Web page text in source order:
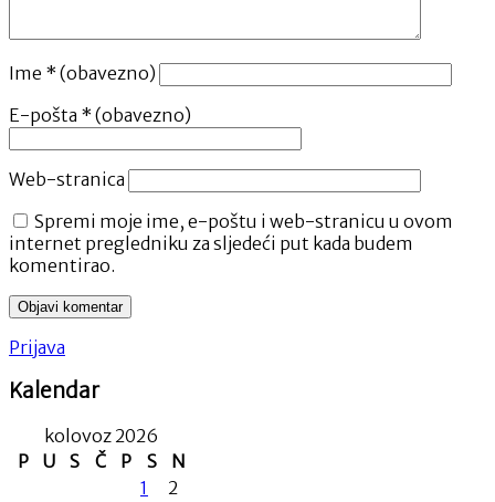
Ime * (obavezno)
E-pošta * (obavezno)
Web-stranica
Spremi moje ime, e-poštu i web-stranicu u ovom
internet pregledniku za sljedeći put kada budem
komentirao.
Prijava
Kalendar
kolovoz 2026
P
U S Č P S
N
1
2